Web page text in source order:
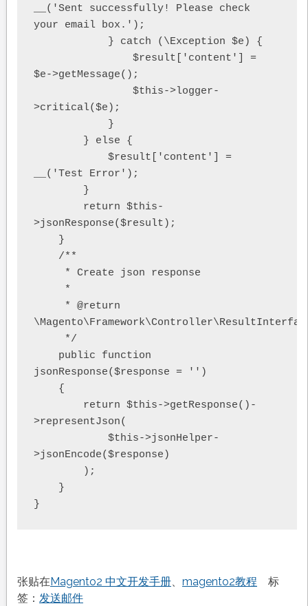
__('Sent successfully! Please check
your email box.');
} catch (\Exception $e) {
$result['content'] =
$e->getMessage();
$this->logger-
>critical($e);
}
} else {
$result['content'] =
__('Test Error');
}
return $this-
>jsonResponse($result);
}
/**
* Create json response
*
* @return
*/
public function
jsonResponse($response = '')
{
return $this->getResponse()-
>representJson(
$this->jsonHelper-
>jsonEncode($response)
);
}
}
张贴在 Magento2 中文开发手册、 magento2教程
标
签： 发送邮件